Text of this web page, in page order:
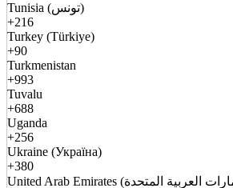
Tunisia (تونس)
+216
Turkey (Türkiye)
+90
Turkmenistan
+993
Tuvalu
+688
Uganda
+256
Ukraine (Україна)
+380